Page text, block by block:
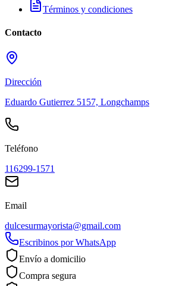
Términos y condiciones
Contacto
Dirección
Eduardo Gutierrez 5157, Longchamps
Teléfono
116299-1571
Email
dulcesurmayorista@gmail.com
Escribinos por WhatsApp
Envío a domicilio
Compra segura